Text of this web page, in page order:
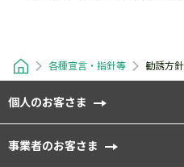
各種宣言・指針等 勧誘方針
個人のお客さま
事業者のお客さま